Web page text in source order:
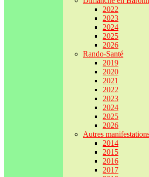
2022
2023
2024
2025
2026
Rando-Santé
2019
2020
2021
2022
2023
2024
2025
2026
Autres
2014
2015
2016
2017